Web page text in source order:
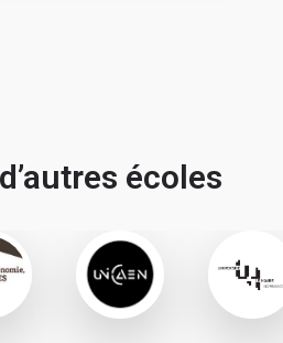
mon avis
écoles